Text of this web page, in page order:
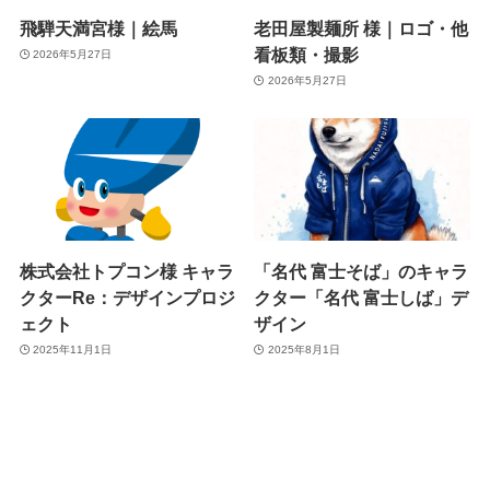
飛騨天満宮様｜絵馬
2026年5月27日
老田屋製麺所 様｜ロゴ・他
看板類・撮影
2026年5月27日
株式会社トプコン様 キャラ
クターRe：デザインプロジ
ェクト
2025年11月1日
「名代 富士そば」のキャラ
クター「名代 富士しば」デ
ザイン
2025年8月1日